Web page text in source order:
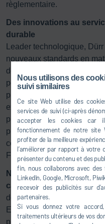
Nous utilisons des
suivi similaires
Ce site Web utilise des
services de suivi (ci-après
accepter les cookies car
fonctionnement de notre site
profiter de la meilleure
l’améliorer par rapport à votre
présenter du contenu et des
fin, nous collaborons avec
LinkedIn, Google, Microsoft,
recevoir des publicités sur
partenaires.
Si vous donnez votre
traitements ultérieurs de vos
règlementaire.
Des innovations au
durable
Leader technologique,
nouveaux standards en
de la consommation de
peinte. « Notre force
progrès technique apporte
exactement l’objectif de
processus, des
plus efficaces, qui se
compétitivité à long terme
Friedrich, CEO de Dürr
Nouveau
cataphorèse :le procédé
déjà très performant a été
E zy, qui autorise les tracés
passer de tables